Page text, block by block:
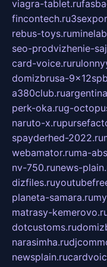
viagra-tablet.ru
fincontech.ru
rebus-toys.ru
seo-prodvizhenie-
card-voice.ru
domizbrusa-
a380club.ru
perk-oka.rug-
naruto-x.ru
spayderhed-2022.ru
webamator.ruma-
nv-750.runews-
dizfiles.ru
planeta-samara.ru
matrasy-
dotcustoms.ru
narasimha.ru
newsplain.ru